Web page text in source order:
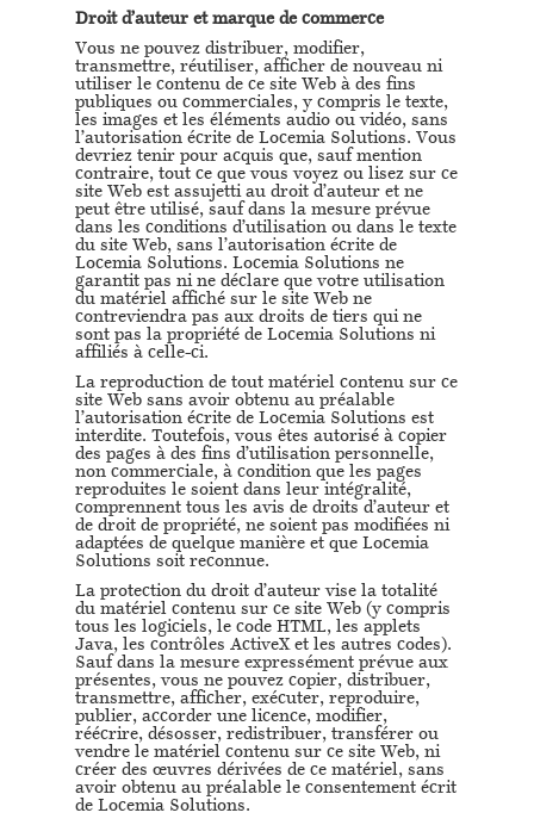
Droit d’auteur et marque de commerce
Vous ne pouvez distribuer, modifier,
transmettre, réutiliser, afficher de nouveau ni
utiliser le contenu de ce site Web à des fins
publiques ou commerciales, y compris le texte,
les images et les éléments audio ou vidéo, sans
l’autorisation écrite de Locemia Solutions. Vous
devriez tenir pour acquis que, sauf mention
contraire, tout ce que vous voyez ou lisez sur ce
site Web est assujetti au droit d’auteur et ne
peut être utilisé, sauf dans la mesure prévue
dans les conditions d’utilisation ou dans le texte
du site Web, sans l’autorisation écrite de
Locemia Solutions. Locemia Solutions ne
garantit pas ni ne déclare que votre utilisation
du matériel affiché sur le site Web ne
contreviendra pas aux droits de tiers qui ne
sont pas la propriété de Locemia Solutions ni
affiliés à celle-ci.
La reproduction de tout matériel contenu sur ce
site Web sans avoir obtenu au préalable
l’autorisation écrite de Locemia Solutions est
interdite. Toutefois, vous êtes autorisé à copier
des pages à des fins d’utilisation personnelle,
non commerciale, à condition que les pages
reproduites le soient dans leur intégralité,
comprennent tous les avis de droits d’auteur et
de droit de propriété, ne soient pas modifiées ni
adaptées de quelque manière et que Locemia
Solutions soit reconnue.
La protection du droit d’auteur vise la totalité
du matériel contenu sur ce site Web (y compris
tous les logiciels, le code HTML, les applets
Java, les contrôles ActiveX et les autres codes).
Sauf dans la mesure expressément prévue aux
présentes, vous ne pouvez copier, distribuer,
transmettre, afficher, exécuter, reproduire,
publier, accorder une licence, modifier,
réécrire, désosser, redistribuer, transférer ou
vendre le matériel contenu sur ce site Web, ni
créer des œuvres dérivées de ce matériel, sans
avoir obtenu au préalable le consentement écrit
de Locemia Solutions.